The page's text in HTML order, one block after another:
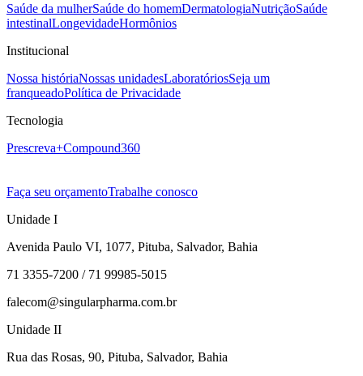
Saúde da mulherSaúde do homemDermatologiaNutriçãoSaúde
intestinalLongevidadeHormônios
Institucional
Nossa históriaNossas unidadesLaboratóriosSeja um
franqueadoPolítica de Privacidade
Tecnologia
Prescreva+Compound360
Faça seu orçamentoTrabalhe conosco
Unidade I
Avenida Paulo VI, 1077, Pituba, Salvador, Bahia
71 3355-7200 / 71 99985-5015
falecom@singularpharma.com.br
Unidade II
Rua das Rosas, 90, Pituba, Salvador, Bahia